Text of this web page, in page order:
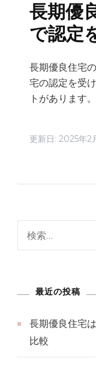
長期優
で認定
長期優良住宅
宅の認定を受
トがあります
更新日: 2025年2
最近の投稿
長期優良住宅
比較